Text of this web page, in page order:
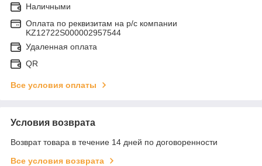
Наличными
Оплата по реквизитам на р/с компании
KZ12722S000002957544
Удаленная оплата
QR
Все условия оплаты
Условия возврата
Возврат товара в течение 14 дней по договоренности
Все условия возврата